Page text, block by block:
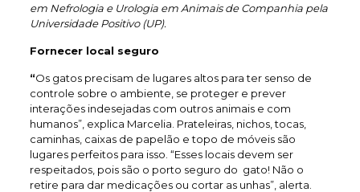
em Nefrologia e Urologia em Animais de Companhia pela
Universidade Positivo (UP).
Fornecer local seguro
“Os gatos precisam de lugares altos para ter senso de
controle sobre o ambiente, se proteger e prever
interações indesejadas com outros animais e com
humanos”, explica Marcelia. Prateleiras, nichos, tocas,
caminhas, caixas de papelão e topo de móveis são
lugares perfeitos para isso. “Esses locais devem ser
respeitados, pois são o porto seguro do gato! Não o
retire para dar medicações ou cortar as unhas”, alerta.